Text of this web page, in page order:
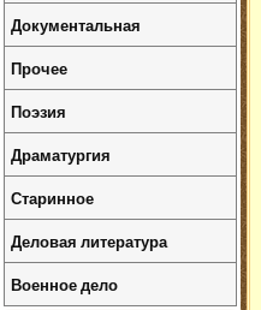
Документальная
Прочее
Поэзия
Драматургия
Старинное
Деловая литература
Военное дело